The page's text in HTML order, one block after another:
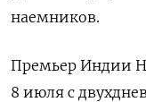
наемников.
Премьер Индии
8 июля с